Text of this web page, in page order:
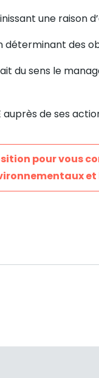
une raison
des
du sens le
auprès de ses
pour vous